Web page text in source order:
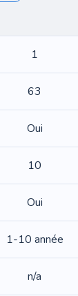
1
63
Oui
10
Oui
1-10 année
n/a